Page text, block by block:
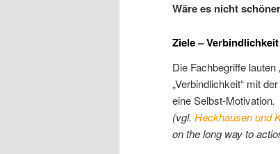
Wäre es nicht
Ziele –
Die Fachbegriffe
„Verbindlichkeit“ mit
eine Selbst-Motivation.
(vgl. Heckhausen und
on the long way to